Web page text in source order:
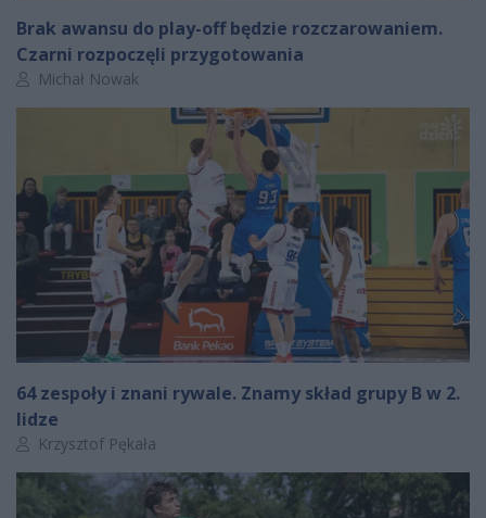
Brak awansu do play-off będzie rozczarowaniem.
Czarni rozpoczęli przygotowania
Autor artykułu:
Michał Nowak
64 zespoły i znani rywale. Znamy skład grupy B w 2.
lidze
Autor artykułu:
Krzysztof Pękała